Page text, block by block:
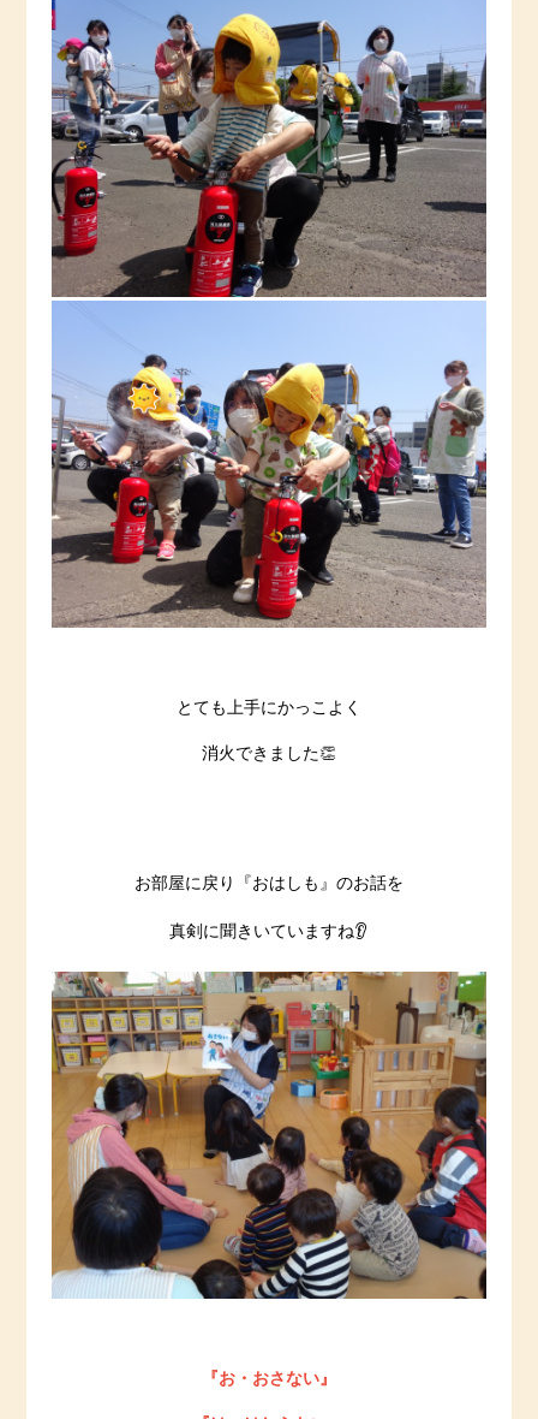
とても上手にかっこよく
消火できました👏
お部屋に戻り『おはしも』のお話を
真剣に聞きいていますね👂
『お・おさない』